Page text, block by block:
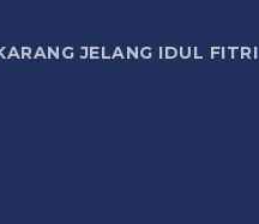
JELANG IDUL FITRI